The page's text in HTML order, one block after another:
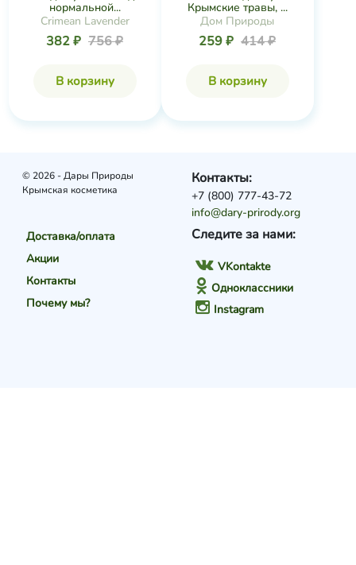
нормальной...
Crimean Lavender
382 ₽ 756 ₽
В корзину
Крымские травы, ...
Дом Природы
259 ₽ 414 ₽
В корзину
© 2026 - Дары Природы
Крымская косметика
Доставка/оплата
Акции
Контакты
Почему мы?
Следите за нами:
VKontakte
Одноклассники
Instagram
Контакты:
+7 (800) 777-43-72
info@dary-prirody.org